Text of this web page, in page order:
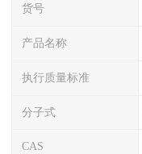
货号
产品名称
执行质量标准
分子式
CAS